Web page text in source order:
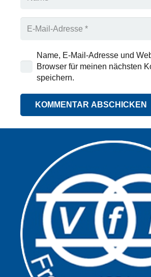
Name, E-Mail-Adresse und
Browser für meinen nächsten
speichern.
KOMMENTAR ABSCHICKEN